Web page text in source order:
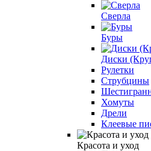
Сверла
Буры
Диски
Рулетки
Струбцины
Хомуты
Дрели
Клеевые
Красота и уход